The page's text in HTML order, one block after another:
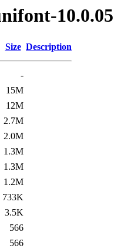
10.0.05
Size Description
-
15M
12M
2.7M
2.0M
1.3M
1.3M
1.2M
733K
3.5K
566
566